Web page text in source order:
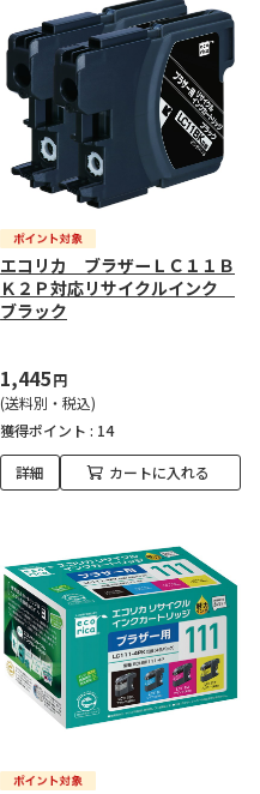
エコリカ ブラザーＬＣ１１Ｂ
Ｋ２Ｐ対応リサイクルインク
ブラック
1,445円
(送料別・税込)
獲得ポイント : 14
詳細 カートに入れる